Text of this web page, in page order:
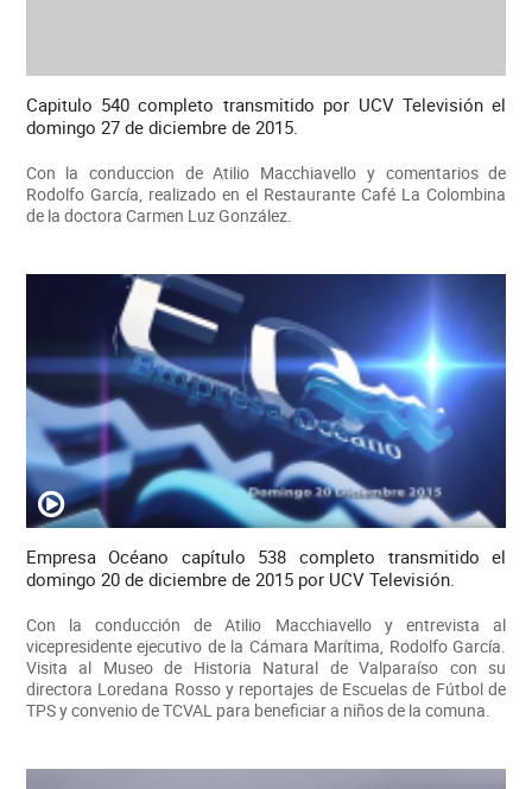
Capitulo 540 completo transmitido por UCV Televisión el
domingo 27 de diciembre de 2015.
Con la conduccion de Atilio Macchiavello y comentarios de
Rodolfo García, realizado en el Restaurante Café La Colombina
de la doctora Carmen Luz González.
Empresa Océano capítulo 538 completo transmitido el
domingo 20 de diciembre de 2015 por UCV Televisión.
Con la conducción de Atilio Macchiavello y entrevista al
vicepresidente ejecutivo de la Cámara Marítima, Rodolfo García.
Visita al Museo de Historia Natural de Valparaíso con su
directora Loredana Rosso y reportajes de Escuelas de Fútbol de
TPS y convenio de TCVAL para beneficiar a niños de la comuna.